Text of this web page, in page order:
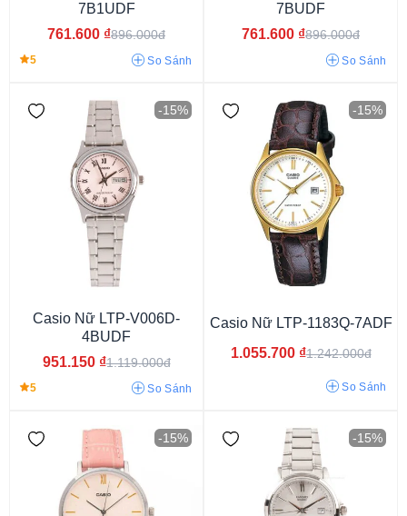
3atm 5atm 10atm 30atm
7B1UDF
761.600 ₫896.000đ
5 So Sánh
7BUDF
761.600 ₫896.000đ
So Sánh
-15%
Casio Nữ LTP-V006D-
4BUDF
951.150 ₫1.119.000đ
5 So Sánh
-15%
Casio Nữ LTP-1183Q-7ADF
1.055.700 ₫1.242.000đ
So Sánh
-15% -15%